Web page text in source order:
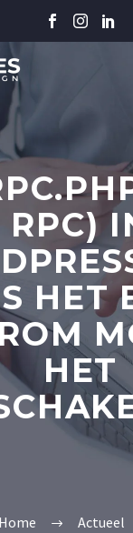
RPC)
HET
HET
Home
Actueel